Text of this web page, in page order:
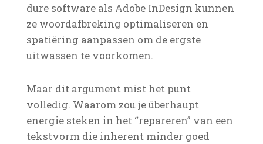
dure software als Adobe InDesign kunnen
ze woordafbreking optimaliseren en
spatiëring aanpassen om de ergste
uitwassen te voorkomen.
Maar dit argument mist het punt
volledig. Waarom zou je überhaupt
energie steken in het “repareren” van een
tekstvorm die inherent minder goed